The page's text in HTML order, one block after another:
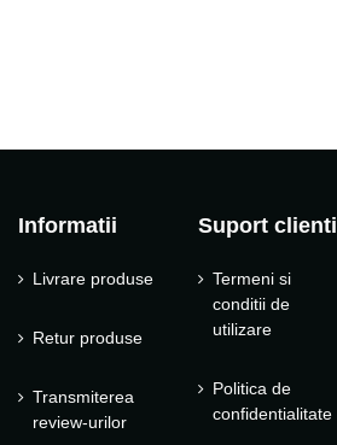
Informatii
Livrare produse
Retur produse
Transmiterea
review-urilor
Suport clienti
Termeni si
conditii de
utilizare
Politica de
confidentialitate